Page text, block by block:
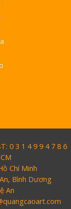
0 3 1 4 9 9 4 7 8 6
Chí Minh
Bình Dương
An